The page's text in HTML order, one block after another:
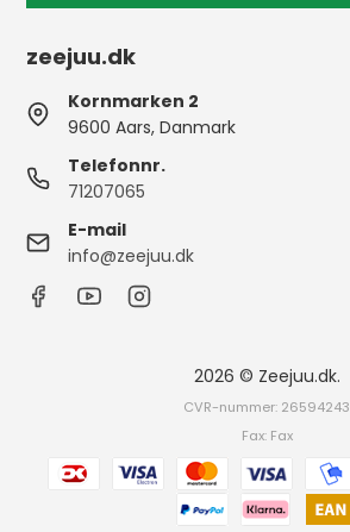
zeejuu.dk
Kornmarken 2
9600 Aars, Danmark
Telefonnr.
71207065
E-mail
info@zeejuu.dk
2026 © Zeejuu.dk.
CVR-nummer: 26594243
Fax: Fax